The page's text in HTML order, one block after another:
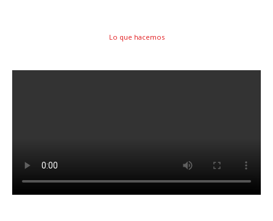
Lo que hacemos